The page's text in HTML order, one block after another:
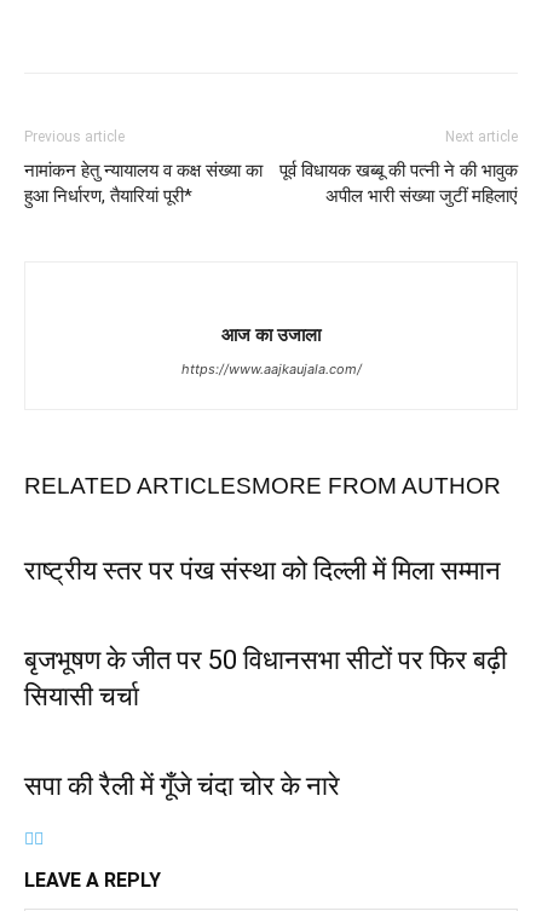
Previous article
नामांकन हेतु न्यायालय व कक्ष संख्या का
हुआ निर्धारण, तैयारियां पूरी*
Next article
पूर्व विधायक खब्बू की पत्नी ने की भावुक
अपील भारी संख्या जुटीं महिलाएं
आज का उजाला
https://www.aajkaujala.com/
RELATED ARTICLESMORE FROM AUTHOR
राष्ट्रीय स्तर पर पंख संस्था को दिल्ली में मिला सम्मान
बृजभूषण के जीत पर 50 विधानसभा सीटों पर फिर बढ़ी
सियासी चर्चा
सपा की रैली में गूँजे चंदा चोर के नारे
LEAVE A REPLY